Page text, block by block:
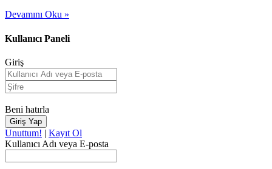
Devamını Oku »
Kullanıcı Paneli
Giriş
Beni hatırla
Unuttum! | Kayıt Ol
Kullanıcı Adı veya E-posta